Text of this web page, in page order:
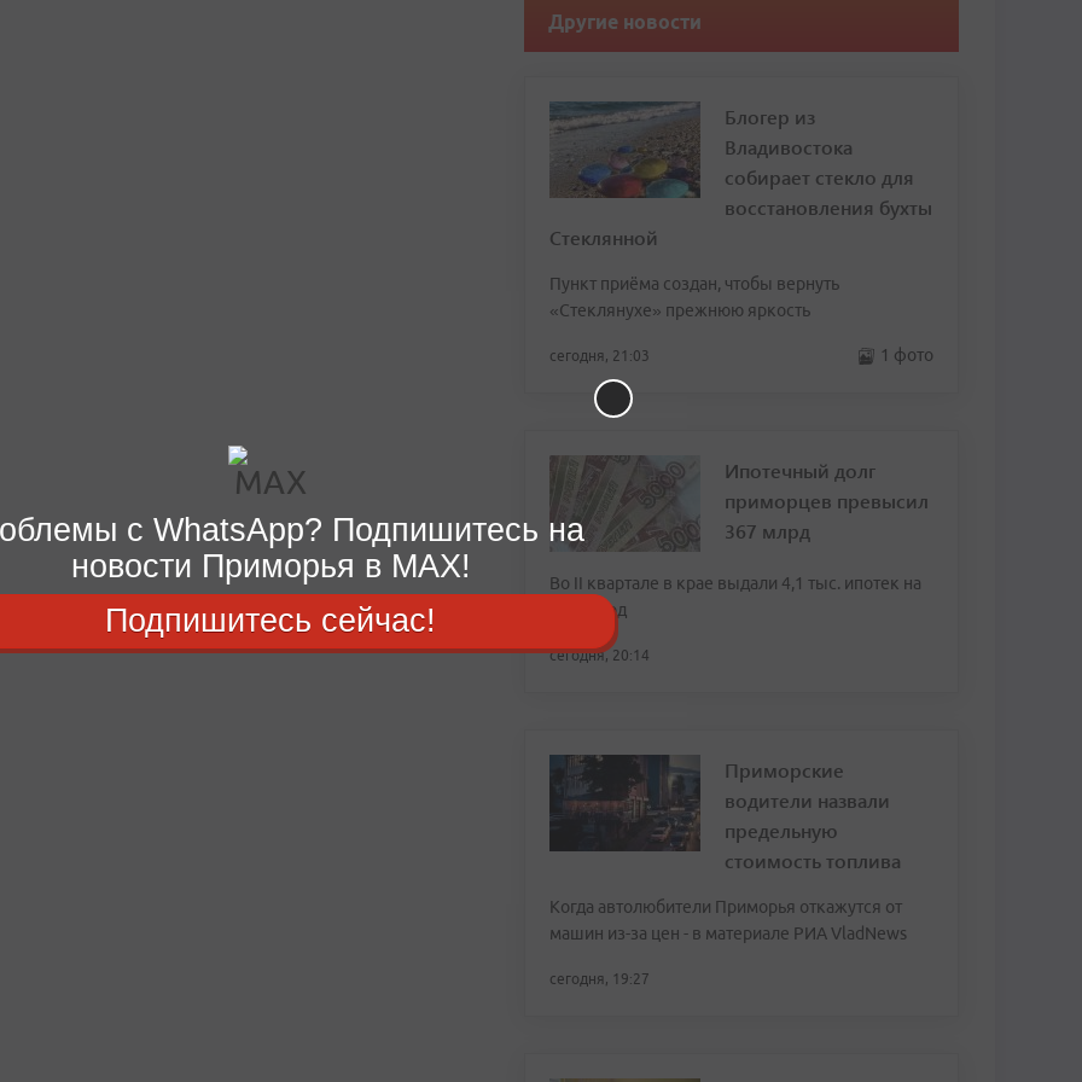
Другие новости
Блогер из
Владивостока
собирает стекло для
восстановления бухты
Стеклянной
Пункт приёма создан, чтобы вернуть
«Стеклянухе» прежнюю яркость
сегодня, 21:03 1 фото
Ипотечный долг
приморцев превысил
367 млрд
Во II квартале в крае выдали 4,1 тыс. ипотек на
20,8 млрд
сегодня, 20:14
Приморские
водители назвали
предельную
стоимость топлива
Когда автолюбители Приморья откажутся от
машин из-за цен - в материале РИА VladNews
сегодня, 19:27
с WhatsApp? Подпишитесь на
новости Приморья в MAX!
Подпишитесь сейчас!